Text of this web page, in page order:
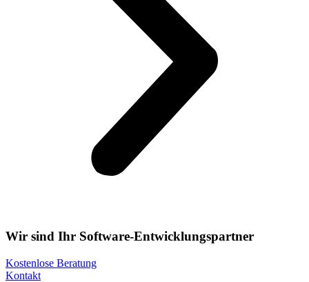
Wir sind Ihr Software-Entwicklungspartner
Kostenlose Beratung
Kontakt